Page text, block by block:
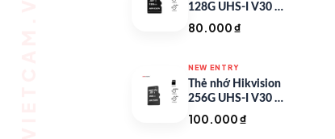
128G UHS-I V30 –
HS-TF-C1/128G
80.000₫
NEW ENTRY
Thẻ nhớ Hikvision
256G UHS-I V30 –
HS-TF-C1/256G
100.000₫